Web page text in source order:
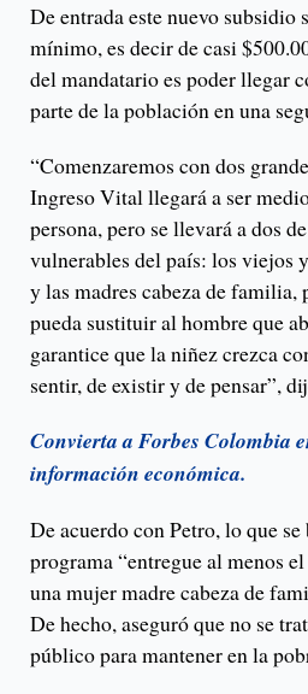
De entrada este nuevo subsidio
mínimo, es decir de casi
del mandatario es poder llegar
parte de la población en una
“Comenzaremos con dos
Ingreso Vital llegará a ser
persona, pero se llevará a dos
vulnerables del país: los viejos
y las madres cabeza de familia,
pueda sustituir al hombre que
garantice que la niñez crezca
sentir, de existir y de pensar”,
Convierta a Forbes Colombia
información económica.
De acuerdo con Petro, lo que se
programa “entregue al menos
una mujer madre cabeza de
De hecho, aseguró que no se
público para mantener en la